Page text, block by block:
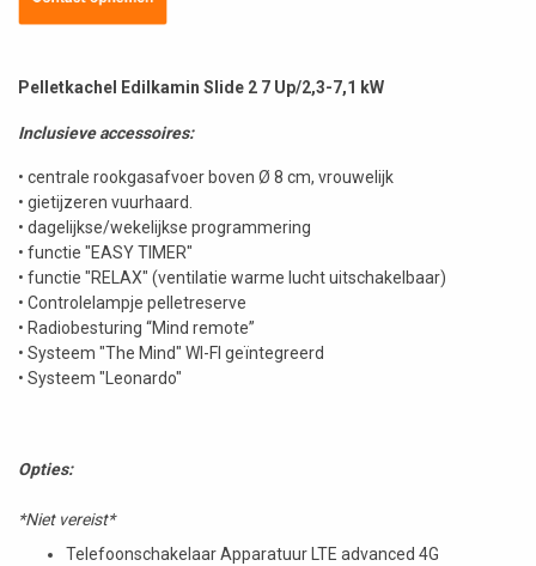
Pelletkachel Edilkamin Slide 2 7 Up/2,3-7,1 kW
Inclusieve accessoires:
• centrale rookgasafvoer boven Ø 8 cm, vrouwelijk
• gietijzeren vuurhaard.
• dagelijkse/wekelijkse programmering
• functie "EASY TIMER"
• functie "RELAX" (ventilatie warme lucht uitschakelbaar)
• Controlelampje pelletreserve
• Radiobesturing “Mind remote”
• Systeem "The Mind" WI-FI geïntegreerd
• Systeem "Leonardo"
Opties:
*Niet vereist*
Telefoonschakelaar Apparatuur LTE advanced 4G